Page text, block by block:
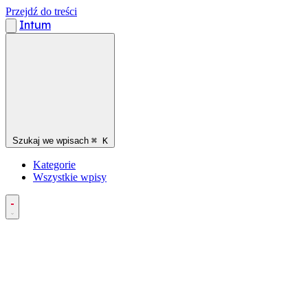
Przejdź do treści
Intum
Szukaj we wpisach ⌘ K
Kategorie
Wszystkie wpisy